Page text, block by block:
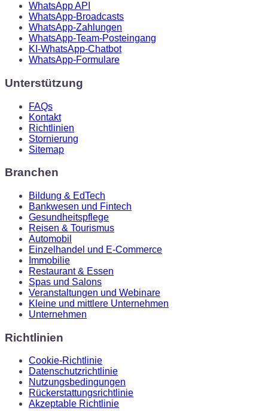
WhatsApp API
WhatsApp-Broadcasts
WhatsApp-Zahlungen
WhatsApp-Team-Posteingang
KI-WhatsApp-Chatbot
WhatsApp-Formulare
Unterstützung
FAQs
Kontakt
Richtlinien
Stornierung
Sitemap
Branchen
Bildung & EdTech
Bankwesen und Fintech
Gesundheitspflege
Reisen & Tourismus
Automobil
Einzelhandel und E-Commerce
Immobilie
Restaurant & Essen
Spas und Salons
Veranstaltungen und Webinare
Kleine und mittlere Unternehmen
Unternehmen
Richtlinien
Cookie-Richtlinie
Datenschutzrichtlinie
Nutzungsbedingungen
Rückerstattungsrichtlinie
Akzeptable Richtlinie